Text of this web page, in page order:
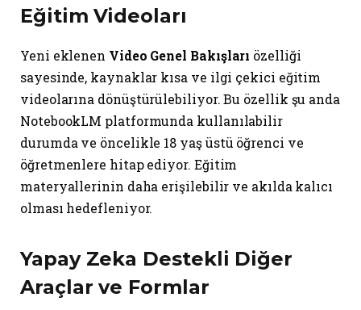
Eğitim Videoları
Yeni eklenen Video Genel Bakışları özelliği
sayesinde, kaynaklar kısa ve ilgi çekici eğitim
videolarına dönüştürülebiliyor. Bu özellik şu anda
NotebookLM platformunda kullanılabilir
durumda ve öncelikle 18 yaş üstü öğrenci ve
öğretmenlere hitap ediyor. Eğitim
materyallerinin daha erişilebilir ve akılda kalıcı
olması hedefleniyor.
Yapay Zeka Destekli Diğer
Araçlar ve Formlar